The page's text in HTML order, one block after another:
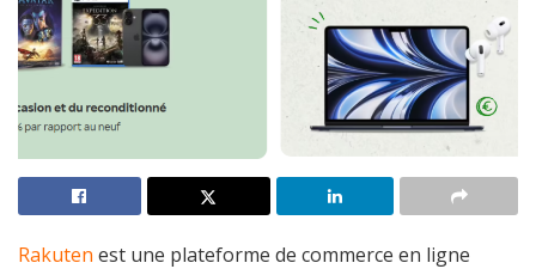
Rakuten est une plateforme de commerce en ligne